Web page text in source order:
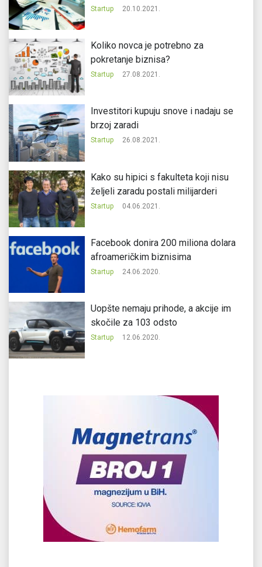
Startup 20.10.2021.
Koliko novca je potrebno za
pokretanje biznisa?
Startup 27.08.2021.
Investitori kupuju snove i nadaju se
brzoj zaradi
Startup 26.08.2021.
Kako su hipici s fakulteta koji nisu
željeli zaradu postali milijarderi
Startup 04.06.2021.
Facebook donira 200 miliona dolara
afroameričkim biznisima
Startup 24.06.2020.
Uopšte nemaju prihode, a akcije im
skočile za 103 odsto
Startup 12.06.2020.